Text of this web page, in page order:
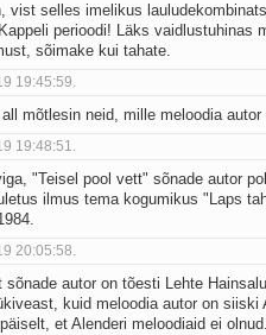
vist selles imelikus
perioodi! Läks vaidlustuhinas
sõimake kui tahate.
19:45:59.
mõtlesin neid, mille meloodia autor
19:48:51.
"Teisel pool vett" sõnade autor
ilmus tema kogumikus "Laps
20:05:58.
sõnade autor on tõesti Lehte
kuid meloodia autor on siiski
et Alenderi meloodiaid ei